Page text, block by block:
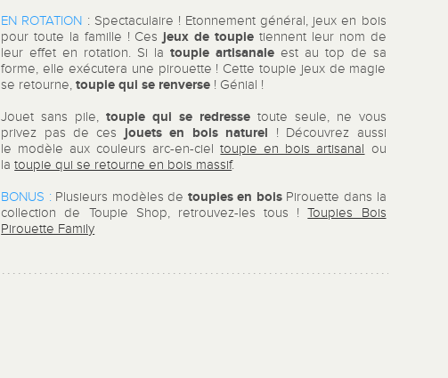
EN ROTATION :Spectaculaire ! Etonnement général, jeux en bois
pour toute la famille ! Ces jeux de toupie tiennent leur nom de
leur effet en rotation. Si la toupie artisanaleest au top de sa
forme, elle exécutera une pirouette ! Cette toupie jeux de magie
se retourne,toupie qui se renverse ! Génial !
Jouet sans pile, toupie qui se redressetoute seule, ne vous
privez pas de ces jouets en bois naturel ! Découvrez aussi
le modèle aux couleurs arc-en-cieltoupie en bois artisanal ou
latoupie qui se retourne en bois massif.
BONUS :Plusieurs modèles de toupies en boisPirouette dans la
collection de Toupie Shop, retrouvez-les tous !Toupies Bois
Pirouette Family